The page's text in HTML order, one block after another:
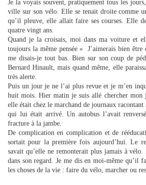
Je la voyais souvent, pratiquement tous les
ville sur son vélo. Elle se tenait droite comme
qu’il pleuve, elle allait faire ses courses. Elle
quatre vingt ans.
Quand je la croisais, moi dans ma voiture et
toujours la même pensée « J’aimerais bien être
me disais-je tout bas. Bien sur son coup de
Bernard Hinault, mais quand même, elle
très alerte.
Puis un jour je ne l’ai plus revue et je m’en
huit mois. Hier matin je suis allé chercher mon
elle était chez le marchand de journaux racontant
qui lui était arrivé. Un autobus l’avait
fracture à la jambe.
De complication en complication et de
sortait pour la première fois aujourd’hui. Le
savait qu’elle ne remonterait plus jamais à
dans son regard. Je me dis en moi-même qu’il
les choses de la vie : faire du vélo, marcher ou